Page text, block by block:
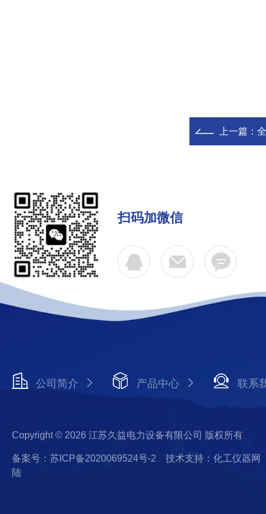
上一篇：
扫码加微信
公司简介 产品中心 联系
Copyright © 2026 江苏久益电力设备有限公司 版权所有
备案号：苏ICP备2020069524号-2
技术支持：化工仪器网
陆